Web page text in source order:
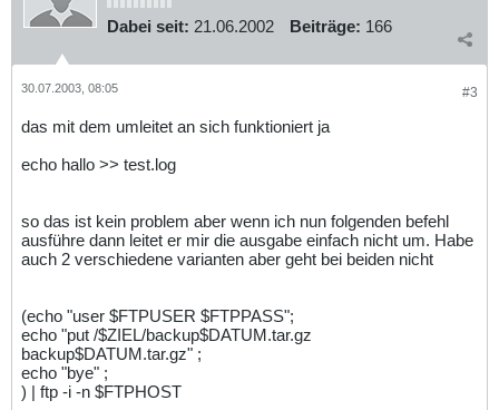
Dabei seit: 21.06.2002 Beiträge: 166
#3
30.07.2003, 08:05
das mit dem umleitet an sich funktioniert ja
echo hallo >> test.log
so das ist kein problem aber wenn ich nun folgenden befehl
ausführe dann leitet er mir die ausgabe einfach nicht um. Habe
auch 2 verschiedene varianten aber geht bei beiden nicht
(echo "user $FTPUSER $FTPPASS";
echo "put /$ZIEL/backup$DATUM.tar.gz
backup$DATUM.tar.gz" ;
echo "bye" ;
) | ftp -i -n $FTPHOST